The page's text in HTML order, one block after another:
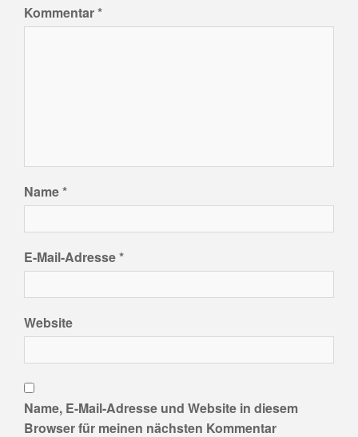
Kommentar*
Name*
E-Mail-Adresse*
Website
Name, E-Mail-Adresse und Website in diesem
Browser für meinen nächsten Kommentar